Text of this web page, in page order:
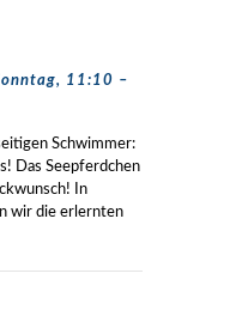
11:10 –
Schwimmer:
Das Seepferdchen
In
wir die erlernten